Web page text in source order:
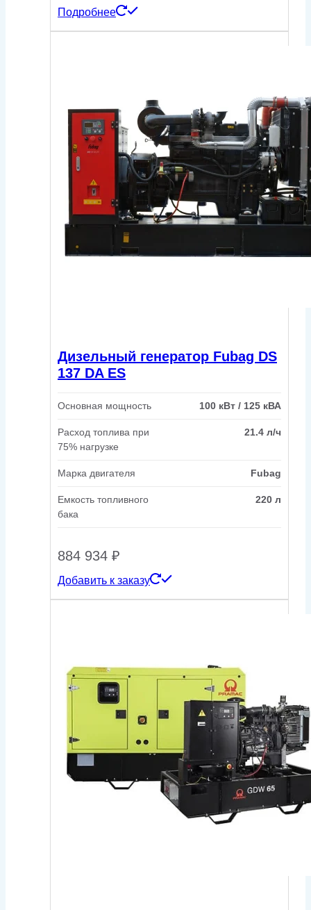
Подробнее
Дизельный генератор Fubag DS
137 DA ES
Основная мощность 100 кВт / 125 кВА
Расход топлива при
75% нагрузке
21.4 л/ч
Марка двигателя Fubag
Емкость топливного
бака
220 л
884 934 ₽
Добавить к заказу